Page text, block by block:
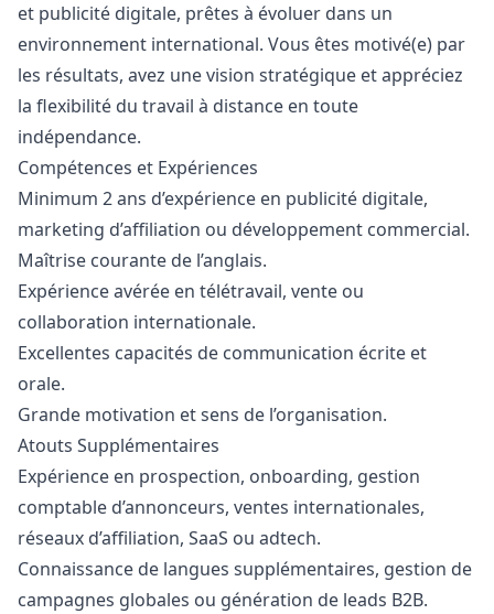
et publicité digitale, prêtes à évoluer dans un
environnement international. Vous êtes motivé(e) par
les résultats, avez une vision stratégique et appréciez
la flexibilité du travail à distance en toute
indépendance.
Compétences et Expériences
Minimum 2 ans d’expérience en publicité digitale,
marketing d’affiliation ou développement commercial.
Maîtrise courante de l’anglais.
Expérience avérée en télétravail, vente ou
collaboration internationale.
Excellentes capacités de communication écrite et
orale.
Grande motivation et sens de l’organisation.
Atouts Supplémentaires
Expérience en prospection, onboarding, gestion
comptable d’annonceurs, ventes internationales,
réseaux d’affiliation, SaaS ou adtech.
Connaissance de langues supplémentaires, gestion de
campagnes globales ou génération de leads B2B.